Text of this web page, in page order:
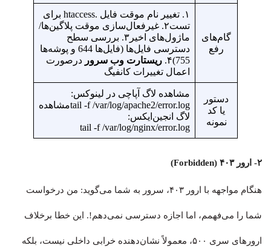
گام‌های
رفع
۱. تغییر نام موقت فایل .htaccess برای
تست۲. غیرفعال‌سازی موقت پلاگین‌ها/
ماژول‌های اخیر۳. بررسی سطح
دسترسی فایل‌ها (فایل‌ها 644 و پوشه‌ها
755)۴.
ریستارت وب سرور درصورت
اعمال تغییرات کانفیگ
دستور
یا کد
نمونه
مشاهده لاگ آپاچی در لینوکس:
tail -f /var/log/apache2/error.logمشاهده
لاگ انجین‌ایکس:
tail -f /var/log/nginx/error.log
۲- ارور ۴۰۳ (Forbidden)
هنگام مواجهه با ارور ۴۰۳، سرور به شما می‌گوید: من درخواست
شما را می‌فهمم، اما اجازه دسترسی نمی‌دهم!. این خطا برخلاف
ارورهای سری ۵۰۰، معمولاً نشان‌دهنده خرابی داخلی نیست، بلکه